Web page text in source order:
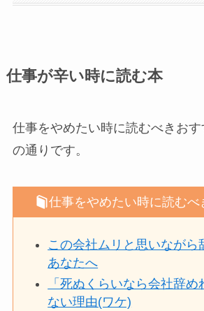
仕事が辛い時に読む本
仕事をやめたい時に読むべきお
の通りです。
仕事をやめたい時に読むべ
この会社ムリと思いながら
あなたへ
「死ぬくらいなら会社辞め
ない理由(ワケ)